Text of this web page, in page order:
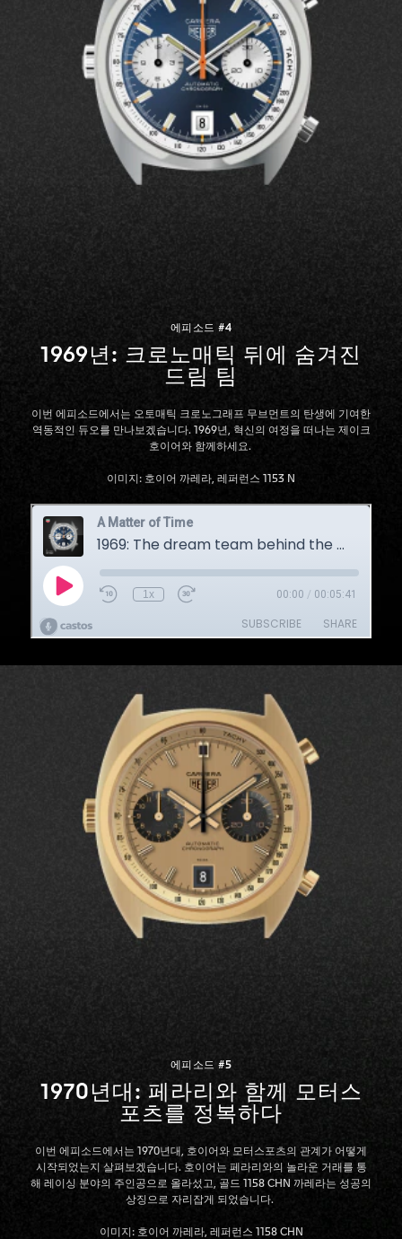
에피소드 #4
1969년: 크로노매틱 뒤에 숨겨진
드림 팀
이번 에피소드에서는 오토매틱 크로노그래프 무브먼트의 탄생에 기여한
역동적인 듀오를 만나보겠습니다. 1969년, 혁신의 여정을 떠나는 제이크
호이어와 함께하세요.
이미지: 호이어 까레라, 레퍼런스 1153 N
에피소드 #5
1970년대: 페라리와 함께 모터스
포츠를 정복하다
이번 에피소드에서는 1970년대, 호이어와 모터스포츠의 관계가 어떻게
시작되었는지 살펴보겠습니다. 호이어는 페라리와의 놀라운 거래를 통
해 레이싱 분야의 주인공으로 올라섰고, 골드 1158 CHN 까레라는 성공의
상징으로 자리잡게 되었습니다.
이미지: 호이어 까레라, 레퍼런스 1158 CHN